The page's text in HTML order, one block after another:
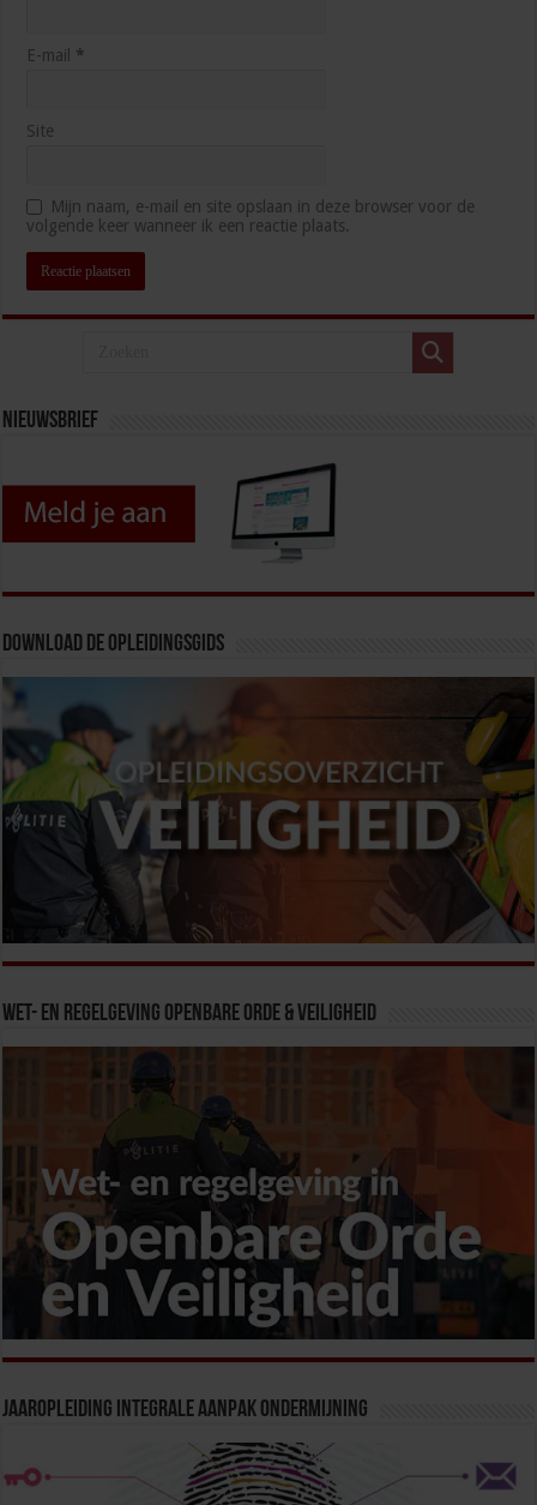
E-mail *
Site
Mijn naam, e-mail en site opslaan in deze browser voor de
volgende keer wanneer ik een reactie plaats.
Nieuwsbrief
Download de opleidingsgids
Wet- en Regelgeving Openbare Orde & Veiligheid
Jaaropleiding Integrale Aanpak Ondermijning